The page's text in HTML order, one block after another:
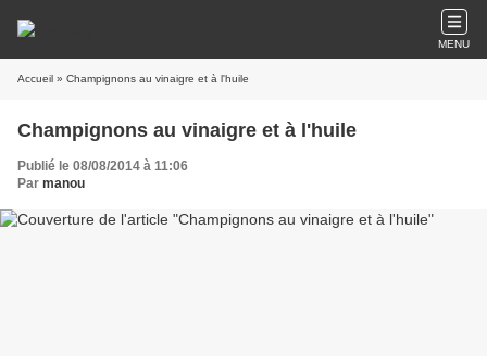
MENU
Accueil » Champignons au vinaigre et à l'huile
Champignons au vinaigre et à l'huile
Publié le 08/08/2014 à 11:06
Par manou